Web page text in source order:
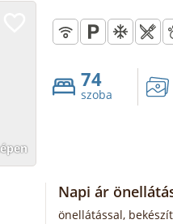
74
szoba
Napi ár
önellátással,